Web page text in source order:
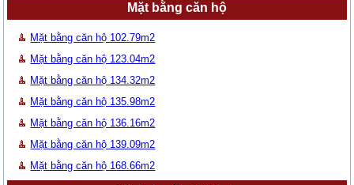
Mặt bằng căn hộ
Mặt bằng căn hộ 102.79m2
Mặt bằng căn hộ 123.04m2
Mặt bằng căn hộ 134.32m2
Mặt bằng căn hộ 135.98m2
Mặt bằng căn hộ 136.16m2
Mặt bằng căn hộ 139.09m2
Mặt bằng căn hộ 168.66m2